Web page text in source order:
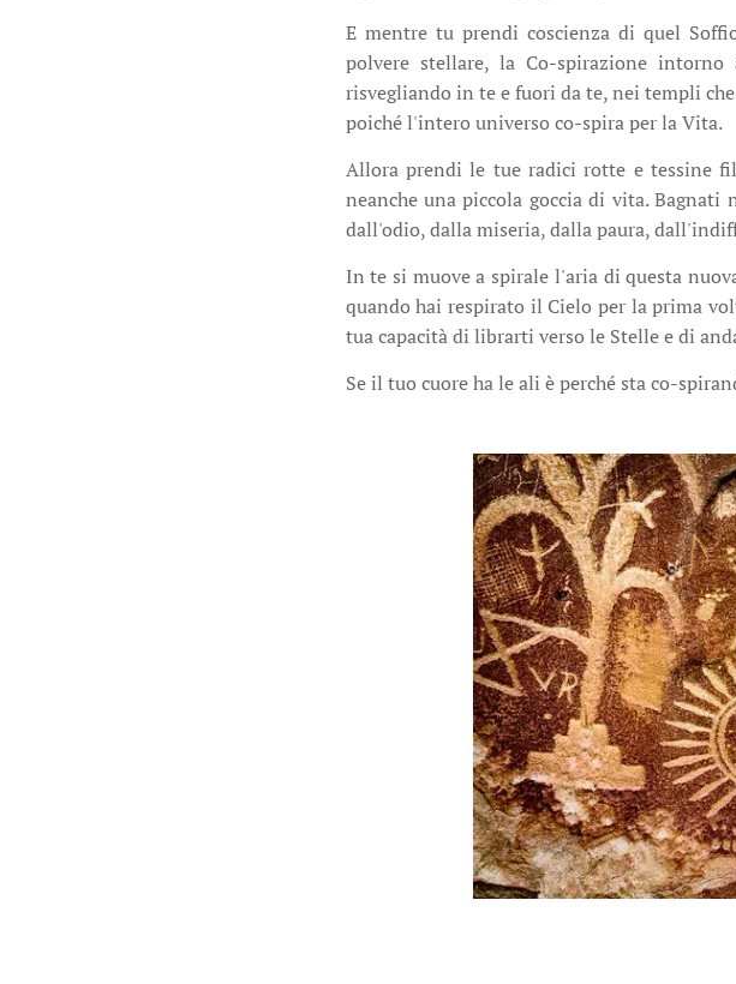
E mentre tu prendi coscienza di quel
polvere stellare, la Co-spirazione
risvegliando in te e fuori da te, nei templi
poiché l'intero universo co-spira per la Vita.
Allora prendi le tue radici rotte e tessine
neanche una piccola goccia di vita.
dall'odio, dalla miseria, dalla paura,
In te si muove a spirale l'aria di questa
quando hai respirato il Cielo per la prima
tua capacità di librarti verso le Stelle e di
Se il tuo cuore ha le ali è perché sta co-